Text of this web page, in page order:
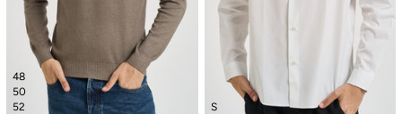
48
50
52
S